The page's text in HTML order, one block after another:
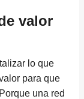
valor
lo que
para que
una red